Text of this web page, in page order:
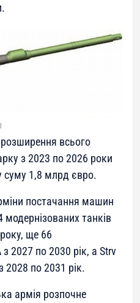
всього
з 2023 по 2026 роки
суму 1,8 млрд євро.
постачання машин
танків
ще 66
2027 по 2030 рік, а Strv
2028 по 2031 рік.
армія розпочне